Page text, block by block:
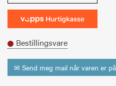
Bestillingsvare
✉ Send meg mail når varen er